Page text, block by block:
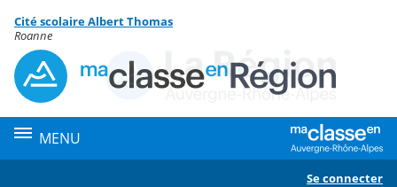
Menu de la rubrique
Contenu
Cité scolaire Albert Thomas
Roanne
MENU
Se connecter